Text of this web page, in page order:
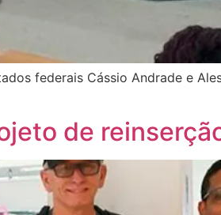
federais Cássio Andrade e
de